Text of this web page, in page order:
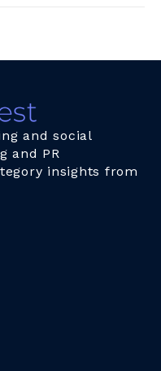
and social
and PR
insights from